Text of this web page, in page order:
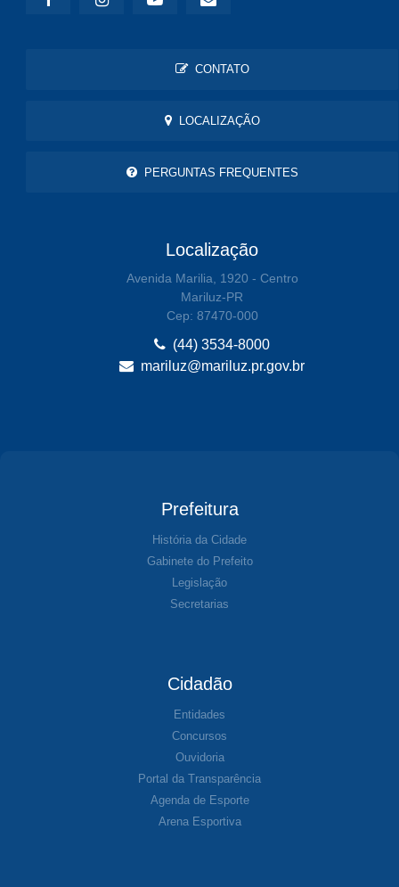
CONTATO
LOCALIZAÇÃO
PERGUNTAS FREQUENTES
Localização
Avenida Marilia, 1920 - Centro
Mariluz-PR
Cep: 87470-000
(44) 3534-8000
mariluz@mariluz.pr.gov.br
Prefeitura
História da Cidade
Gabinete do Prefeito
Legislação
Secretarias
Cidadão
Entidades
Concursos
Ouvidoria
Portal da Transparência
Agenda de Esporte
Arena Esportiva